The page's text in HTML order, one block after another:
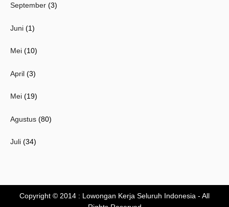
September (3)
Juni (1)
Mei (10)
April (3)
Mei (19)
Agustus (80)
Juli (34)
Copyright © 2014 : Lowongan Kerja Seluruh Indonesia - All